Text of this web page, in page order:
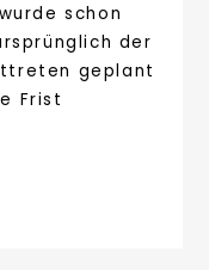
schon
der
geplant
Frist